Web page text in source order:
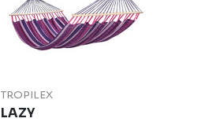
TROPILEX
LAZY